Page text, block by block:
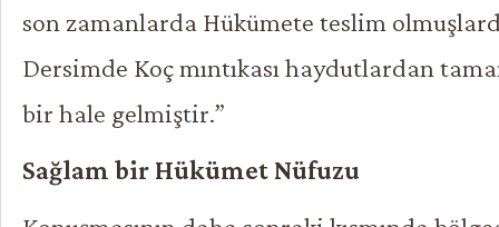
son zamanlarda Hükümete teslim
Dersimde Koç mıntıkası haydutlardan
bir hale gelmiştir.”
Sağlam bir Hükümet Nüfuzu